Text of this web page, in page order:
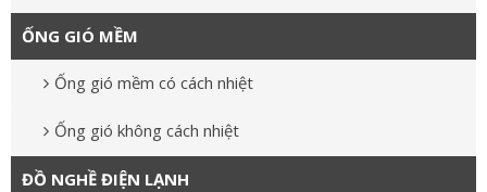
ỐNG GIÓ MỀM
Ống gió mềm có cách nhiệt
Ống gió không cách nhiệt
ĐỒ NGHỀ ĐIỆN LẠNH